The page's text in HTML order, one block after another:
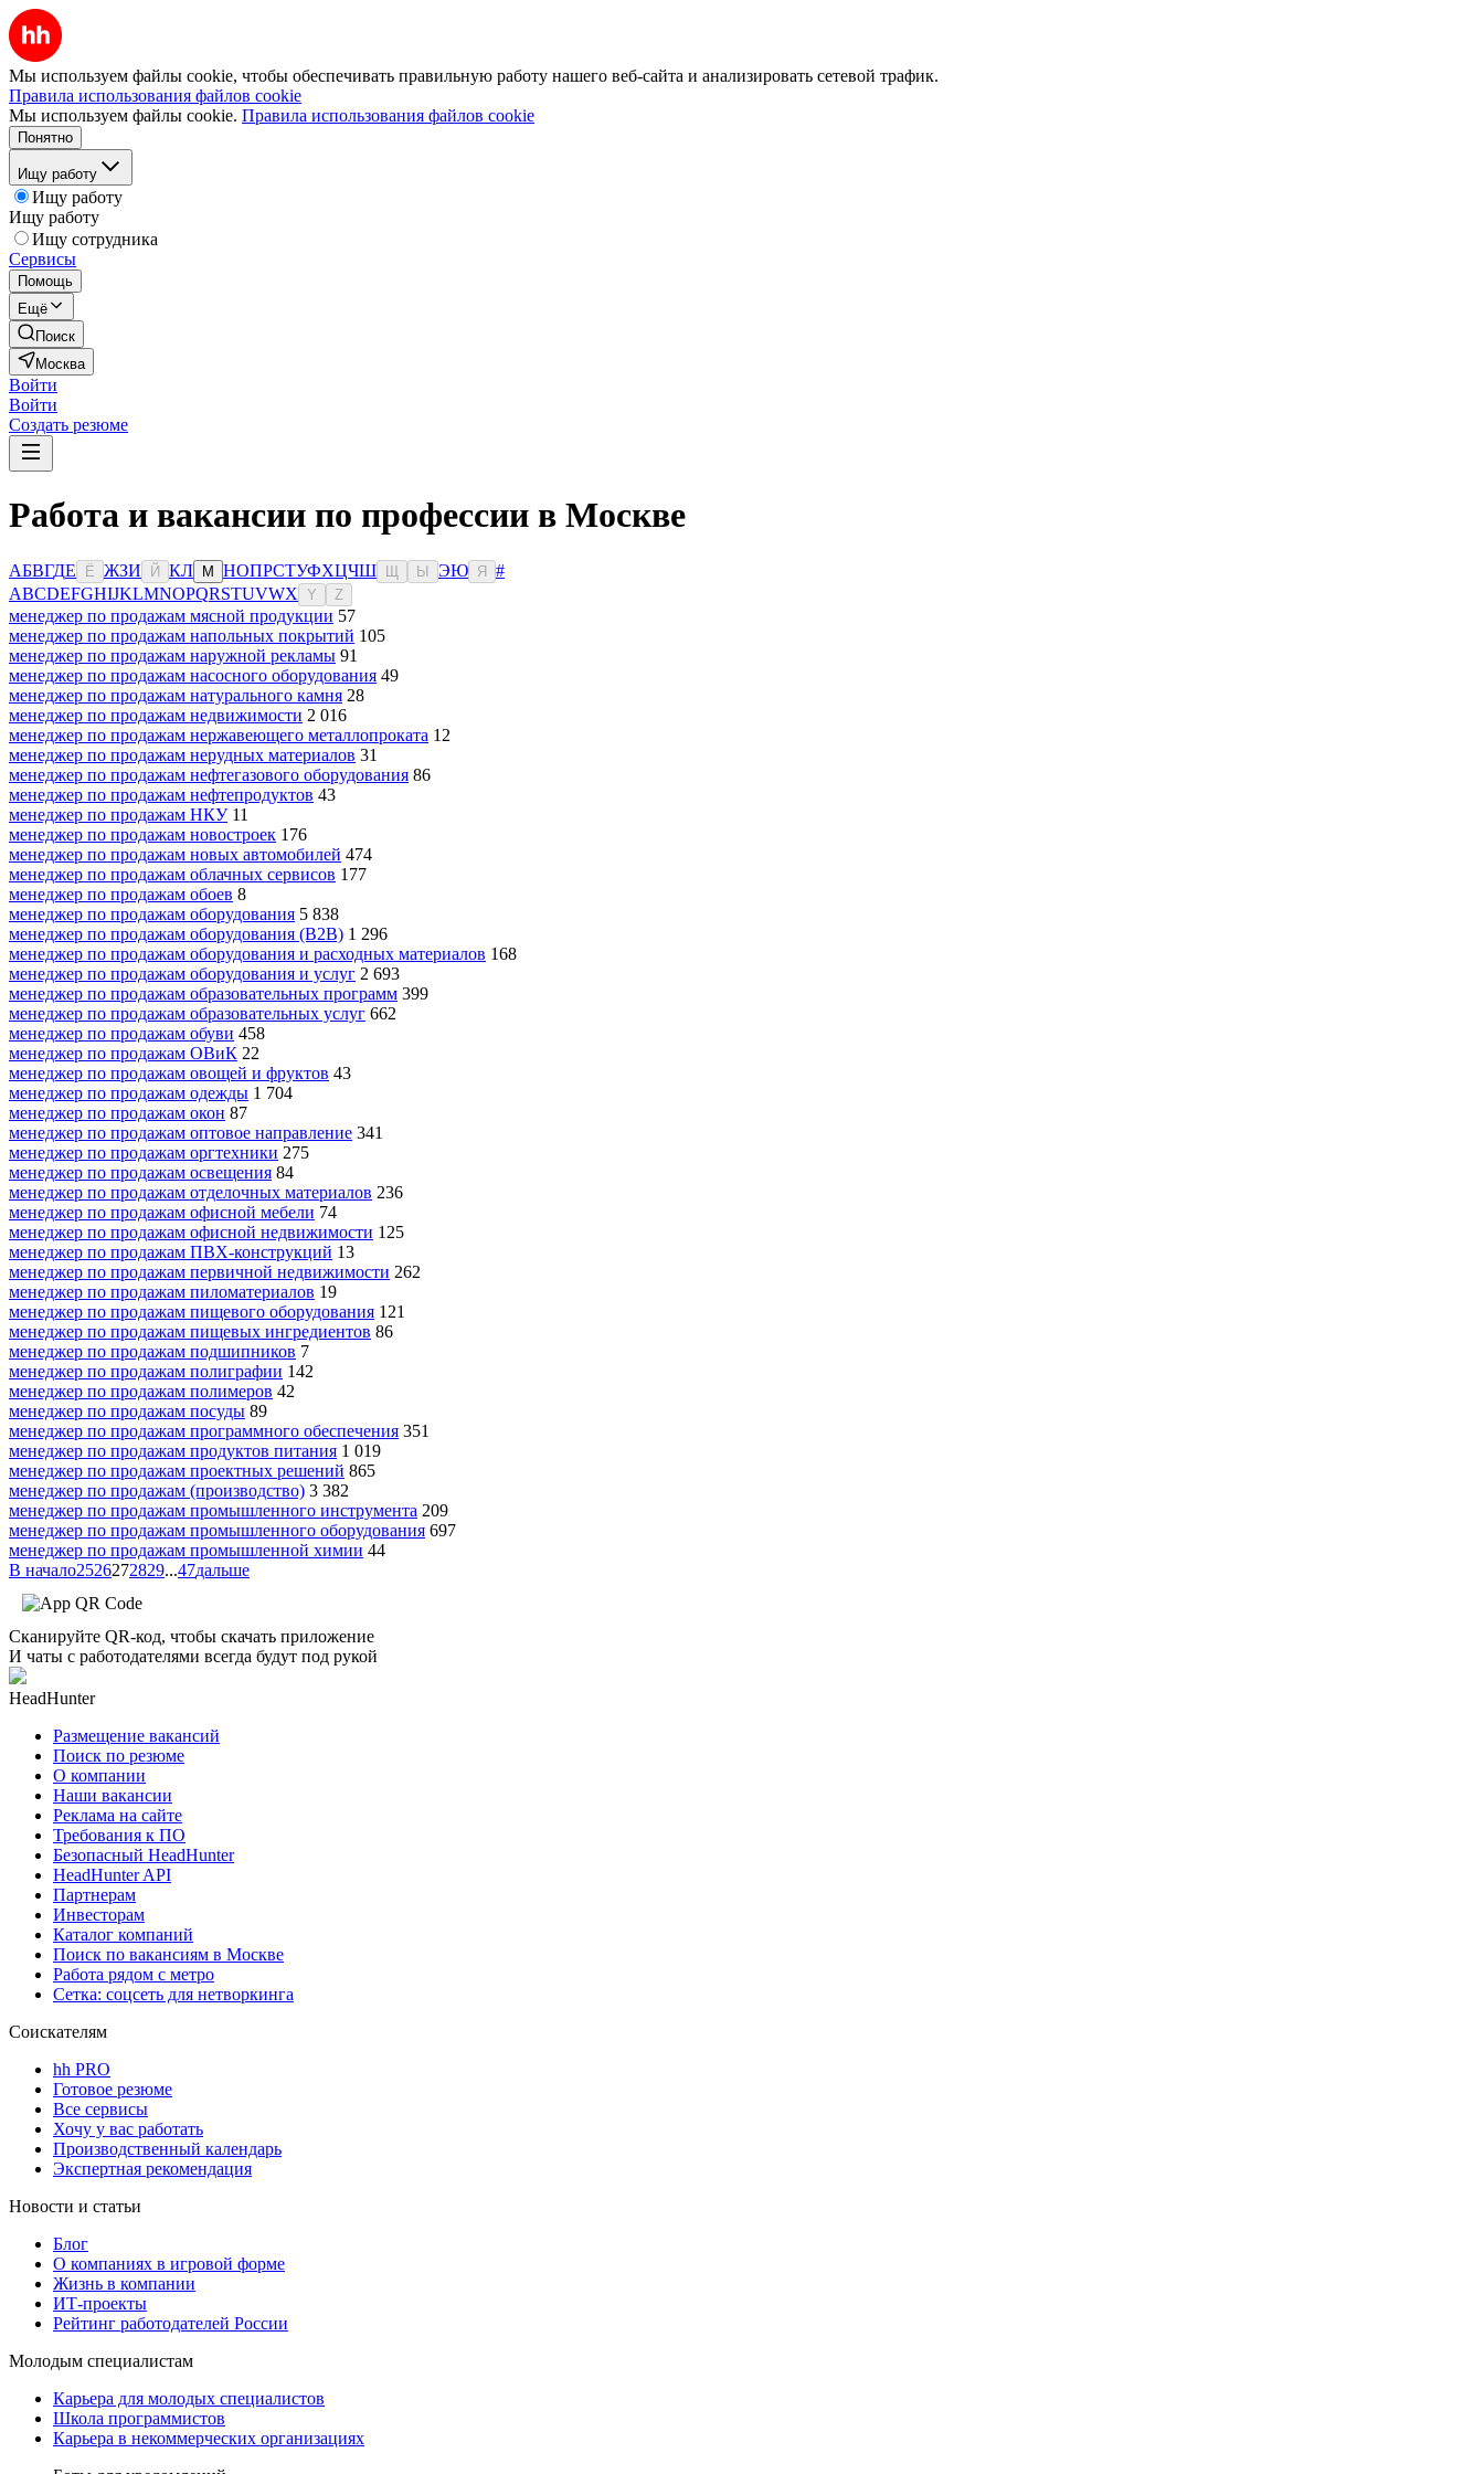
Мы используем файлы cookie, чтобы обеспечивать правильную работу нашего веб-сайта и анализировать сетевой трафик.
Правила использования файлов cookie
Мы используем файлы cookie. Правила использования файлов cookie
Понятно
Ищу работу
Ищу работу
Ищу работу
Ищу сотрудника
Сервисы
Помощь
Ещё
Поиск
Москва
Войти
Войти
Создать резюме
Работа и вакансии по профессии в Москве
АБВГДЕ Ё ЖЗИ Й КЛ М НОПРСТУФХЦЧШ Ы ЭЮ Я
#
ABCDEFGHIJKLMNOPQRSTUVWX Y Z
менеджер по продажам мясной продукции 57
менеджер по продажам напольных покрытий 105
менеджер по продажам наружной рекламы 91
менеджер по продажам насосного оборудования 49
менеджер по продажам натурального камня 28
менеджер по продажам недвижимости 2 016
менеджер по продажам нержавеющего металлопроката 12
менеджер по продажам нерудных материалов 31
менеджер по продажам нефтегазового оборудования 86
менеджер по продажам нефтепродуктов 43
менеджер по продажам НКУ 11
менеджер по продажам новостроек 176
менеджер по продажам новых автомобилей 474
менеджер по продажам облачных сервисов 177
менеджер по продажам обоев 8
менеджер по продажам оборудования 5 838
менеджер по продажам оборудования (B2B) 1 296
менеджер по продажам оборудования и расходных материалов 168
менеджер по продажам оборудования и услуг 2 693
менеджер по продажам образовательных программ 399
менеджер по продажам образовательных услуг 662
менеджер по продажам обуви 458
менеджер по продажам ОВиК 22
менеджер по продажам овощей и фруктов 43
менеджер по продажам одежды 1 704
менеджер по продажам окон 87
менеджер по продажам оптовое направление 341
менеджер по продажам оргтехники 275
менеджер по продажам освещения 84
менеджер по продажам отделочных материалов 236
менеджер по продажам офисной мебели 74
менеджер по продажам офисной недвижимости 125
менеджер по продажам ПВХ-конструкций 13
менеджер по продажам первичной недвижимости 262
менеджер по продажам пиломатериалов 19
менеджер по продажам пищевого оборудования 121
менеджер по продажам пищевых ингредиентов 86
менеджер по продажам подшипников 7
менеджер по продажам полиграфии 142
менеджер по продажам полимеров 42
менеджер по продажам посуды 89
менеджер по продажам программного обеспечения 351
менеджер по продажам продуктов питания 1 019
менеджер по продажам проектных решений 865
менеджер по продажам (производство) 3 382
менеджер по продажам промышленного инструмента 209
менеджер по продажам промышленного оборудования 697
менеджер по продажам промышленной химии 44
В начало2526272829...47дальше
Сканируйте QR-код, чтобы скачать приложение
И чаты с работодателями всегда будут под рукой
HeadHunter
Размещение вакансий
Поиск по резюме
О компании
Наши вакансии
Реклама на сайте
Требования к ПО
Безопасный HeadHunter
HeadHunter API
Партнерам
Инвесторам
Каталог компаний
Поиск по вакансиям в Москве
Работа рядом с метро
Сетка: соцсеть для нетворкинга
Соискателям
hh PRO
Готовое резюме
Все сервисы
Хочу у вас работать
Производственный календарь
Экспертная рекомендация
Новости и статьи
Блог
О компаниях в игровой форме
Жизнь в компании
ИТ-проекты
Рейтинг работодателей России
Молодым специалистам
Карьера для молодых специалистов
Школа программистов
Карьера в некоммерческих организациях